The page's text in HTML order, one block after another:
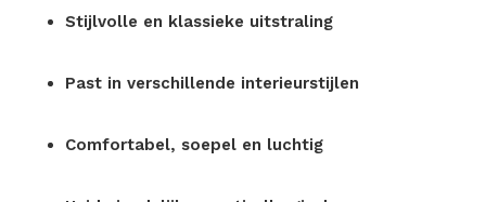
Stijlvolle en klassieke uitstraling
Past in verschillende interieurstijlen
Comfortabel, soepel en luchtig